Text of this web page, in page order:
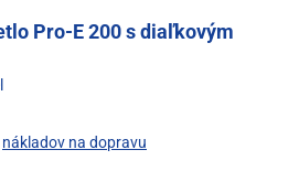
Pro-E 200 s diaľkovým
nákladov na dopravu